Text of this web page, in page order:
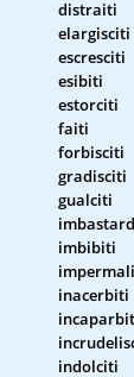
distraiti
elargisciti
escresciti
esibiti
estorciti
faiti
forbisciti
gradisciti
gualciti
imbibiti
inacerbiti
indolciti